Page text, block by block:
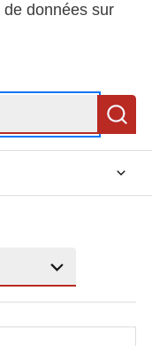
données sur